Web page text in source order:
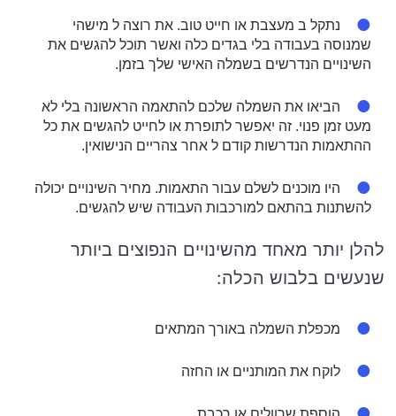
נתקל ב מעצבת או חייט טוב. את רוצה ל מישהי
שמנוסה בעבודה בלי בגדים כלה ואשר תוכל להגשים את
השינויים הנדרשים בשמלה האישי שלך בזמן.
הביאו את השמלה שלכם להתאמה הראשונה בלי לא
מעט זמן פנוי. זה יאפשר לתופרת או לחייט להגשים את כל
ההתאמות הנדרשות קודם ל אחר צהריים הנישואין.
היו מוכנים לשלם עבור התאמות. מחיר השינויים יכולה
להשתנות בהתאם למורכבות העבודה שיש להגשים.
להלן יותר מאחד מהשינויים הנפוצים ביותר
שנעשים בלבוש הכלה:
מכפלת השמלה באורך המתאים
לוקח את המותניים או החזה